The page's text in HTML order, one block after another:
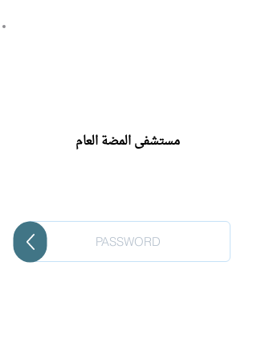
مستشفى المضة العام